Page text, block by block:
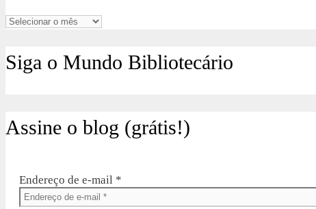
Arquivos
Siga o Mundo Bibliotecário
Assine o blog (grátis!)
Endereço de e-mail *